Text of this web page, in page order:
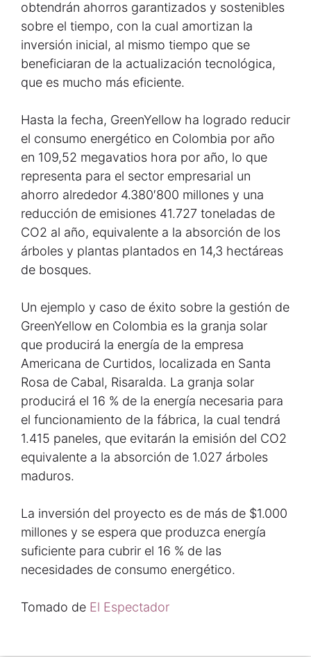
obtendrán ahorros garantizados y sostenibles
sobre el tiempo, con la cual amortizan la
inversión inicial, al mismo tiempo que se
beneficiaran de la actualización tecnológica,
que es mucho más eficiente.
Hasta la fecha, GreenYellow ha logrado reducir
el consumo energético en Colombia por año
en 109,52 megavatios hora por año, lo que
representa para el sector empresarial un
ahorro alrededor 4.380′800 millones y una
reducción de emisiones 41.727 toneladas de
CO2 al año, equivalente a la absorción de los
árboles y plantas plantados en 14,3 hectáreas
de bosques.
Un ejemplo y caso de éxito sobre la gestión de
GreenYellow en Colombia es la granja solar
que producirá la energía de la empresa
Americana de Curtidos, localizada en Santa
Rosa de Cabal, Risaralda. La granja solar
producirá el 16 % de la energía necesaria para
el funcionamiento de la fábrica, la cual tendrá
1.415 paneles, que evitarán la emisión del CO2
equivalente a la absorción de 1.027 árboles
maduros.
La inversión del proyecto es de más de $1.000
millones y se espera que produzca energía
suficiente para cubrir el 16 % de las
necesidades de consumo energético.
Tomado de El Espectador